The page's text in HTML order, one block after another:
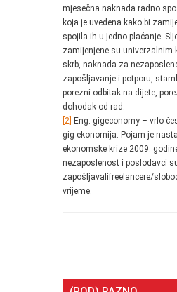
mjesečna naknada radno
koja je uvedena kako bi
spojila ih u jedno plaćanje.
zamijenjene su univerzalnim
skrb, naknada za
zapošljavanje i potporu,
porezni odbitak na dijete,
dohodak od rad.
[2] Eng. gigeconomy – vrlo
gig-ekonomija. Pojam je
ekonomske krize 2009.
nezaposlenost i poslodavci
zapošljavalifreelancere/
vrijeme.